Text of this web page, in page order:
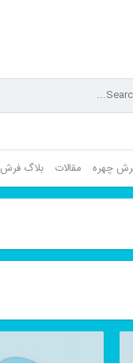
چهره مقالات بلاگ